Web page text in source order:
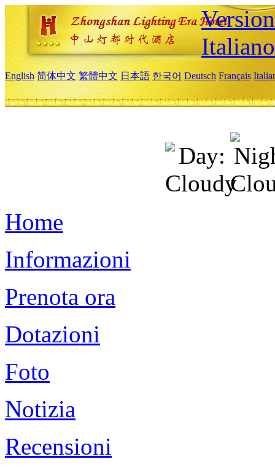
Italiano
English 简体中文 繁體中文 日本語 한국어 Deutsch Français
Home
Informazioni
Prenota ora
Dotazioni
Foto
Notizia
Recensioni